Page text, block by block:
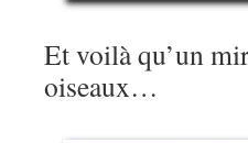
Et voilà qu’un
oiseaux…